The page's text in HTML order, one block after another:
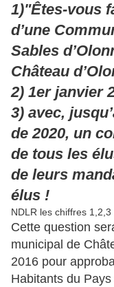
1)"Êtes-vous
d’une
Sables
Château
2) 1er janvier
3) avec,
de 2020, un
de tous les
de leurs
élus !
NDLR les chiffres
Cette question
municipal de
2016 pour
Habitants du